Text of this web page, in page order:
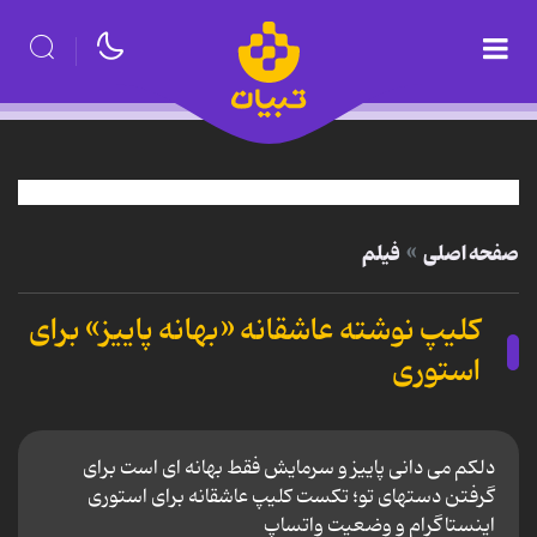
صفحه اصلی فیلم
کلیپ نوشته عاشقانه «بهانه پاییز» برای
استوری
دلکم می دانی پاییز و سرمایش فقط بهانه ای است برای
گرفتن دستهای تو؛ تکست کلیپ عاشقانه برای استوری
اینستاگرام و وضعیت واتساپ